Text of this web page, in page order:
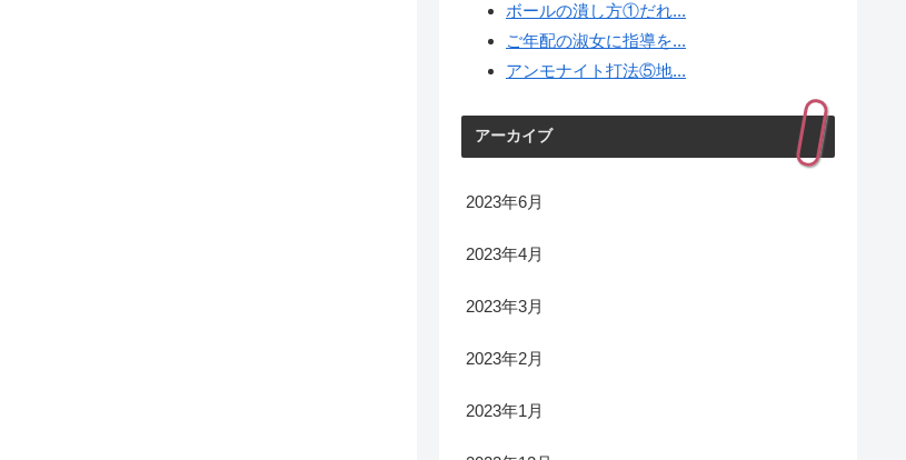
ボールの潰し方①だれ...
ご年配の淑女に指導を...
アンモナイト打法⑤地...
アーカイブ
2023年6月
2023年4月
2023年3月
2023年2月
2023年1月